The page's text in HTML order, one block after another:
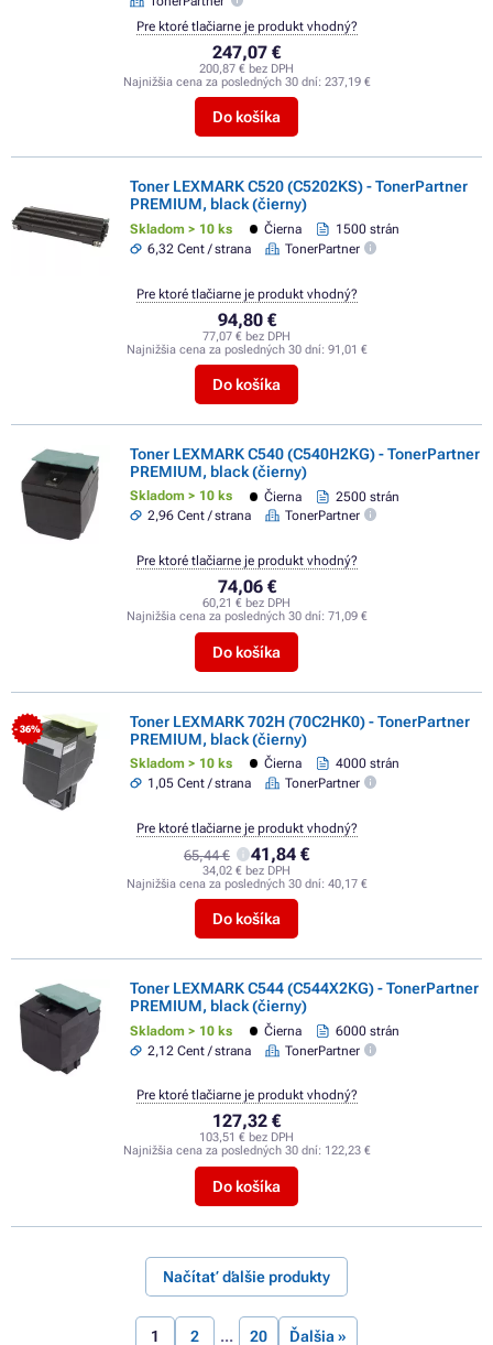
247,07 €
200,87 € bez DPH
Najnižšia cena za posledných 30 dní: 237,19 €
Do košíka
Pre ktoré tlačiarne je produkt vhodný?
Toner LEXMARK C520 (C5202KS) - TonerPartner
PREMIUM, black (čierny)
Skladom > 10 ks Čierna
1500 strán
6,32 Cent / strana
TonerPartner
94,80 €
77,07 € bez DPH
Najnižšia cena za posledných 30 dní: 91,01 €
Do košíka
Pre ktoré tlačiarne je produkt vhodný?
Toner LEXMARK C540 (C540H2KG) - TonerPartner
PREMIUM, black (čierny)
Skladom > 10 ks Čierna
2500 strán
2,96 Cent / strana
TonerPartner
74,06 €
60,21 € bez DPH
Najnižšia cena za posledných 30 dní: 71,09 €
Do košíka
Pre ktoré tlačiarne je produkt vhodný?
- 36%
Toner LEXMARK 702H (70C2HK0) - TonerPartner
PREMIUM, black (čierny)
Skladom > 10 ks Čierna
4000 strán
1,05 Cent / strana
TonerPartner
65,44 € 41,84 €
34,02 € bez DPH
Najnižšia cena za posledných 30 dní: 40,17 €
Do košíka
Pre ktoré tlačiarne je produkt vhodný?
Toner LEXMARK C544 (C544X2KG) - TonerPartner
PREMIUM, black (čierny)
Skladom > 10 ks Čierna
6000 strán
2,12 Cent / strana
TonerPartner
127,32 €
103,51 € bez DPH
Najnižšia cena za posledných 30 dní: 122,23 €
Do košíka
Pre ktoré tlačiarne je produkt vhodný?
Načítať ďalšie produkty
1 2 20 Ďalšia »